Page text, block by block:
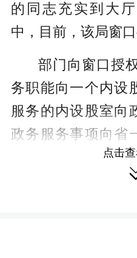
的同志充实到大
中，目前，该局窗
部门向窗口授
务职能向一个内设
服务的内设股室向
政务服务事项向省
集中”，落实＂三
政务服务事项集中
点击